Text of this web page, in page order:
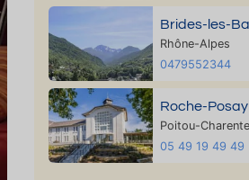
Brides-les-
Rhône-Alpes
0479552344
Roche-Posay
Poitou-
05 49 19 49 49